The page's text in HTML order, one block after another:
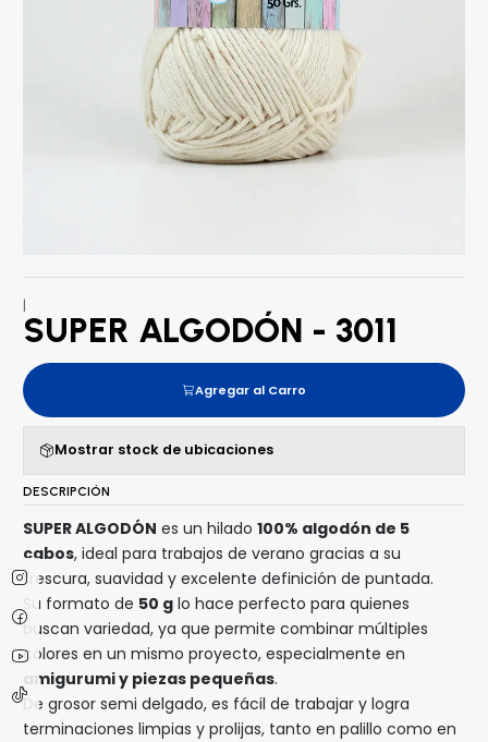
SUPER ALGODÓN - 3011
Agregar al Carro
Mostrar stock de ubicaciones
DESCRIPCIÓN
SUPER ALGODÓN es un hilado 100% algodón de 5
cabos, ideal para trabajos de verano gracias a su
frescura, suavidad y excelente definición de puntada.
Su formato de 50 g lo hace perfecto para quienes
buscan variedad, ya que permite combinar múltiples
colores en un mismo proyecto, especialmente en
amigurumi y piezas pequeñas.
De grosor semi delgado, es fácil de trabajar y logra
terminaciones limpias y prolijas, tanto en palillo como en